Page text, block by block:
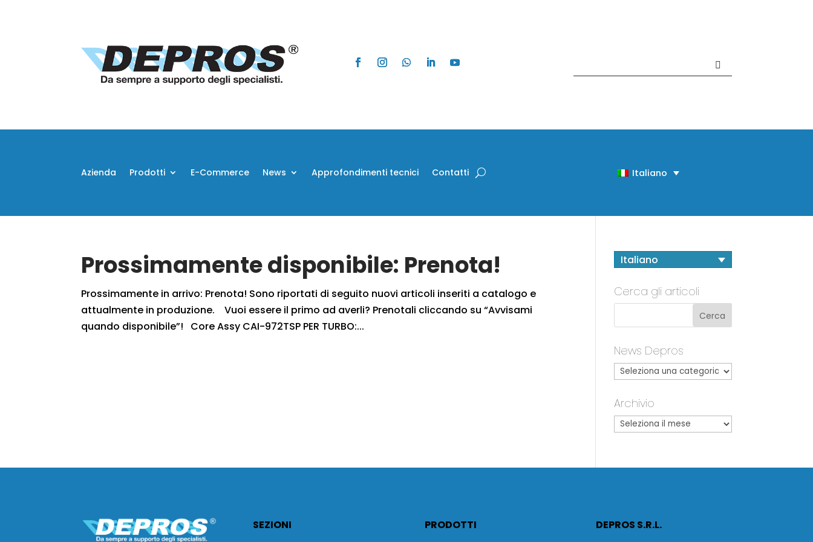
Azienda Prodotti E-Commerce News Approfondimenti tecnici Contatti Italiano
Prossimamente disponibile: Prenota!
Prossimamente in arrivo: Prenota! Sono riportati di seguito nuovi articoli inseriti a catalogo e
attualmente in produzione. Vuoi essere il primo ad averli? Prenotali cliccando su “Avvisami
quando disponibile”! Core Assy CAI-972TSP PER TURBO:...
Italiano
Cerca gli articoli
News Depros
Archivio
SEZIONI
PRODOTTI
DEPROS S.R.L.